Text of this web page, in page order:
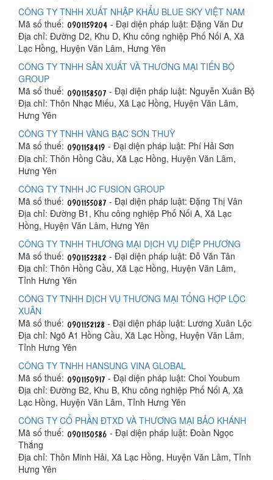
CÔNG TY TNHH XUẤT NHẬP KHẨU BLUE SKY VIỆT NAM
Mã số thuế:
- Đại diện pháp luật: Đặng Văn Dư
Địa chỉ: Đường D2, Khu D, Khu công nghiệp Phố Nối A, Xã
Lạc Hồng, Huyện Văn Lâm, Hưng Yên
CÔNG TY TNHH SẢN XUẤT VÀ THƯƠNG MẠI TIẾN BỘ
GROUP
Mã số thuế:
- Đại diện pháp luật: Nguyễn Xuân Bộ
Địa chỉ: Thôn Nhạc Miếu, Xã Lạc Hồng, Huyện Văn Lâm,
Hưng Yên
CÔNG TY TNHH VÀNG BẠC SƠN THUỲ
Mã số thuế:
- Đại diện pháp luật: Phí Hải Sơn
Địa chỉ: Thôn Hồng Cầu, Xã Lạc Hồng, Huyện Văn Lâm,
Hưng Yên
CÔNG TY TNHH JC FUSION GROUP
Mã số thuế:
- Đại diện pháp luật: Đặng Thị Vân
Địa chỉ: Đường B1, Khu công nghiệp Phố Nối A, Xã Lạc
Hồng, Huyện Văn Lâm, Hưng Yên
CÔNG TY TNHH THƯƠNG MẠI DỊCH VỤ DIỆP PHƯƠNG
Mã số thuế:
- Đại diện pháp luật: Đỗ Văn Tân
Địa chỉ: Thôn Hồng Cầu, Xã Lạc Hồng, Huyện Văn Lâm,
Tỉnh Hưng Yên
CÔNG TY TNHH DỊCH VỤ THƯƠNG MẠI TỔNG HỢP LỘC
XUÂN
Mã số thuế:
- Đại diện pháp luật: Lương Xuân Lộc
Địa chỉ: Ngõ A1 Hồng Cầu, Xã Lạc Hồng, Huyện Văn Lâm,
Tỉnh Hưng Yên
CÔNG TY TNHH HANSUNG VINA GLOBAL
Mã số thuế:
- Đại diện pháp luật: Choi Youbum
Địa chỉ: Đường B2, Khu B, Khu công nghiệp Phố Nối A, Xã
Lạc Hồng, Huyện Văn Lâm, Tỉnh Hưng Yên
CÔNG TY CỔ PHẦN ĐTXD VÀ THƯƠNG MẠI BẢO KHÁNH
Mã số thuế:
- Đại diện pháp luật: Đoàn Ngọc
Thắng
Địa chỉ: Thôn Minh Hải, Xã Lạc Hồng, Huyện Văn Lâm, Tỉnh
Hưng Yên